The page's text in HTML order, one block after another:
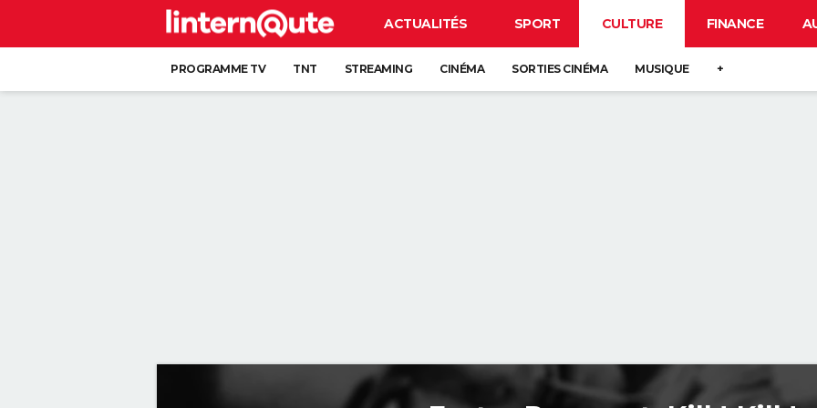
ACTUALITÉS SPORT CULTURE FINANCE
PROGRAMME TV TNT STREAMING CINÉMA SORTIES CINÉMA MUSIQUE +